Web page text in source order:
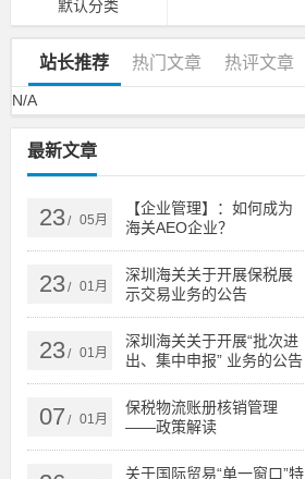
默认分类
站长推荐 热门文章 热评文章
N/A
最新文章
23/ 05月
【企业管理】：如何成为
海关AEO企业？
23/ 01月
深圳海关关于开展保税展
示交易业务的公告
23/ 01月
深圳海关关于开展“批次进
出、集中申报” 业务的公告
07 / 01月
保税物流账册核销管理
——政策解读
关于国际贸易“单一窗口”特